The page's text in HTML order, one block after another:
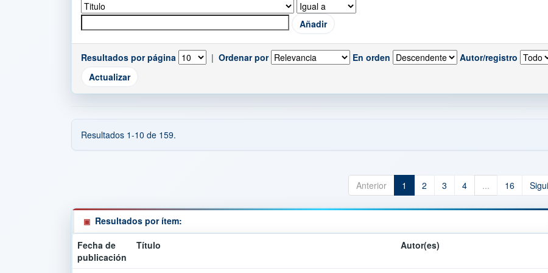
Resultados por página | Ordenar por En orden Autor/registro
Resultados 1-10 de 159.
Anterior 1 2 3 4 ... 16
Resultados por ítem:
Fecha de
publicación
Título Autor(es)